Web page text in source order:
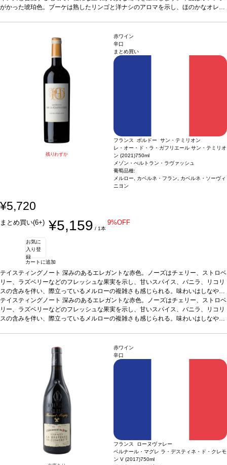
ーズはパイナップルやオレンジピールを示し、ほのかにクランベリー、ドライアプ
スの効いたチキン、熟成チーズ、シャルキュトリーなどと好相性
ドネ、オーセロワ、ショイレーベ、グラウブルグンダー、リースリング
テージが在庫切れの場合、在庫があり価格が同様の場合は自動的に次のヴィンテー
ジに変更されます、ご了承ください。
がかった琥珀色。ブーケは熟したリンゴと洋ナシのアロマを示し、ほのかなオレン
ーズはパイナップルやオレンジピールを示し、ほのかにクランベリー、ドライアプ
リコット、グレープフルーツを伴う。力強いフルボディ、素晴らしく表情豊かで複
雑だが、親しみやすく飲みやすい一本。
合う料理グリルしたシーフード、スパイ
スの効いたチキン、熟成チーズ、シャルキュトリーなどと好相性
ドネ、オーセロワ、ショイレーベ、グラウブルグンダー、リースリング
テージが在庫切れの場合、在庫があり価格が同様の場合は自動的に次のヴィンテー
ジに変更されます、ご了承ください。
残りわずか
赤ワイン
辛口
まとめ買い
フランス ボルドー サン・テミリオン
レ・オー・ド・ラ・ガフリエール サン・テミリオ
ン (2021)750ml
メゾン・べルトラン・ラヴァッシュ
葡萄品種:
メルロー, カベルネ・フラン, カベルネ・ソーヴィ
ニヨン
¥5,720
まとめ買い(6+) ¥5,159 / 1本
9%OFF
お気に
入り登
録
カートに追加
テイスティングノート 深みのあるエレガントな赤色。ノーズはチェリー、ストロベ
リー、ラズベリーなどのフレッシュな果実を示し、甘いスパイス、バニラ、リコリ
スの含みを伴い、際立っているメルローの複雑さも感じられる。味わいはしなやか
でまろやか、そしてある種のフレッシュさがこのヴィンテージの美味しさを支えて
いる。タンニンは絹のように滑らかで、長い余韻が続く。合う料理野菜添えの鴨
肉、熟成チーズ、ショコラプラリネなどと好相性。葡萄品種メルロー、カベル
テイスティングノート 深みのあるエレガントな赤色。ノーズはチェリー、ストロベ
リー、ラズベリーなどのフレッシュな果実を示し、甘いスパイス、バニラ、リコリ
スの含みを伴い、際立っているメルローの複雑さも感じられる。味わいはしなやか
肉、熟成チーズ、ショコラプラリネなどと好相性。
ネ・フラン、カベルネ・ソーヴィニヨン
*本ヴィンテージが在庫切れの場合、在庫
があり価格が同様の場合は自動的に次のヴィンテージに変更されます、ご了承くだ
赤ワイン
辛口
フランス ローヌヴァレー
ベルナール・マグレ ラ・デスティネ・ド・クレモ
ン V (2017)750ml